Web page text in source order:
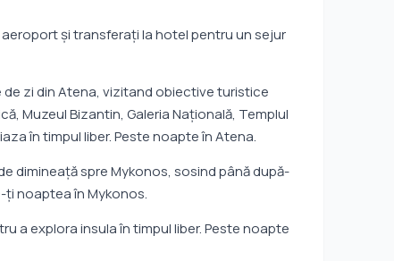
şi transferaţi la hotel pentru un sejur
zi din Atena, vizitand obiective turistice
Muzeul Bizantin, Galeria Națională, Templul
în timpul liber. Peste noapte în Atena.
dimineaţă spre Mykonos, sosind până după-
noaptea în Mykonos.
a explora insula în timpul liber. Peste noapte